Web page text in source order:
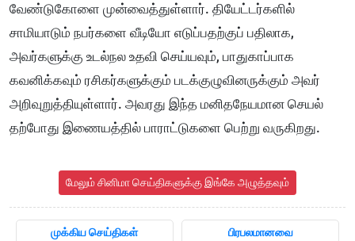
வேண்டுகோளை முன்வைத்துள்ளார். தியேட்டர்களில்
சாமியாடும் நபர்களை வீடியோ எடுப்பதற்குப் பதிலாக,
அவர்களுக்கு உடல்நல உதவி செய்யவும், பாதுகாப்பாக
கவனிக்கவும் ரசிகர்களுக்கும் படக்குழுவினருக்கும் அவர்
அறிவுறுத்தியுள்ளார். அவரது இந்த மனிதநேயமான செயல்
தற்போது இணையத்தில் பாராட்டுகளை பெற்று வருகிறது.
மேலும் சினிமா செய்திகளுக்கு இங்கே அழுத்தவும்
முக்கிய செய்திகள் பிரபலமானவை